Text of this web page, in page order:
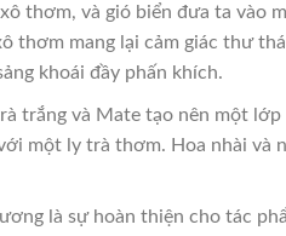
thơm, và gió biển đưa ta vào
mang lại cảm giác thư
khoái đầy phấn khích.
trắng và Mate tạo nên một
một ly trà thơm. Hoa nhài và
là sự hoàn thiện cho tác